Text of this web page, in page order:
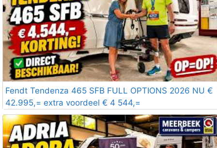
Fendt Tendenza 465 SFB FULL OPTIONS 2026 NU €
42.995,= extra voordeel € 4 544,=